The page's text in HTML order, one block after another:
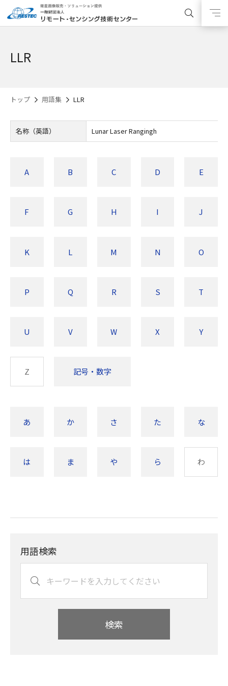
LLR
トップ 用語集 LLR
名称（英語） Lunar Laser Rangingh
A B C D E
F G H I J
K L M N O
P Q R S T
U V W X Y
Z 記号・数字
あ か さ た な
は ま や ら わ
用語検索
検索